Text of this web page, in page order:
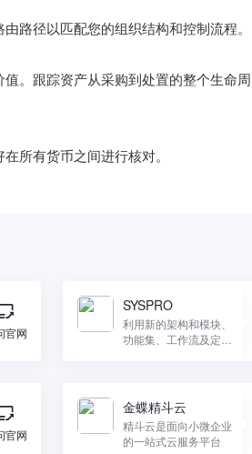
路径以匹配您的组织结构和控制流程。
。跟踪资产从采购到处置的整个生命周
官网
SYSPRO
利用新的架构和模块、
功能集、工作流及定制
官网
金蝶精斗云
精斗云是面向小微企业
的一站式云服务平台